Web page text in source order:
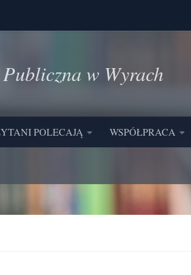
w Wyrach
POLECAJĄ WSPÓŁPRACA